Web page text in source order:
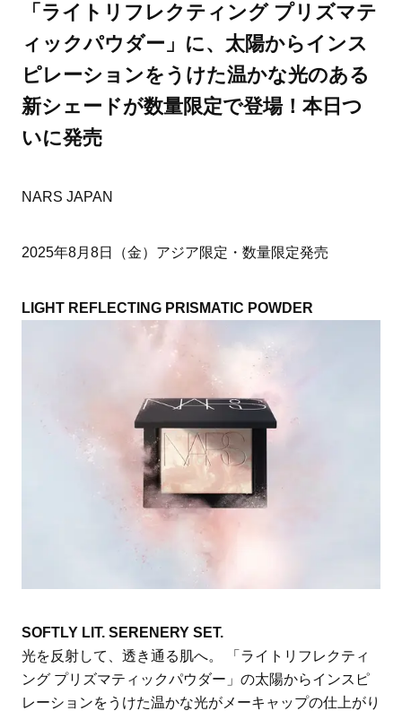
ママとパパに贈る「ジェンダーレ
「ライトリフレクティング プリズマテ
ィックパウダー」に、太陽からインス
ピレーションをうけた温かな光のある
新シェードが数量限定で登場！本日つ
いに発売
NARS JAPAN
2025年8月8日（金）アジア限定・数量限定発売
LIGHT REFLECTING PRISMATIC POWDER
SOFTLY LIT. SERENERY SET.
光を反射して、透き通る肌へ。 「ライトリフレクティ
ング プリズマティックパウダー」の太陽からインスピ
レーションをうけた温かな光がメーキャップの仕上がり